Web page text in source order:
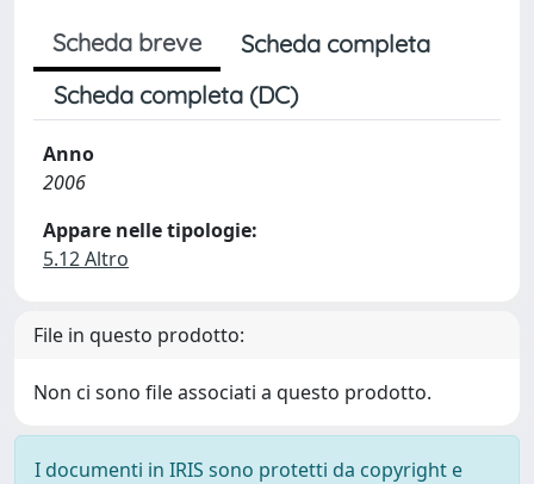
Scheda breve
Scheda completa
Scheda completa (DC)
Anno
2006
Appare nelle tipologie:
5.12 Altro
File in questo prodotto:
Non ci sono file associati a questo prodotto.
I documenti in IRIS sono protetti da copyright e